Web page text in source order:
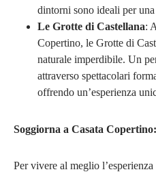
dintorni sono ideali per
Le Grotte di Castellana:
Copertino, le Grotte di
naturale imperdibile. Un
attraverso spettacolari
offrendo un’esperienza
Soggiorna a Casata
Per vivere al meglio